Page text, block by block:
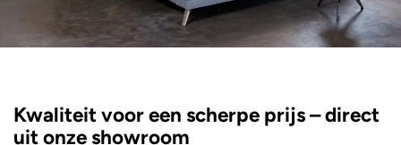
Kwaliteit voor een scherpe prijs – direct
uit onze showroom